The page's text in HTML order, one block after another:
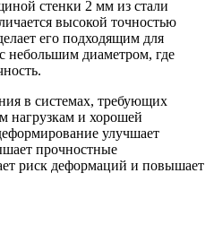
стенки 2 мм из стали
высокой точностью
его подходящим для
небольшим диаметром, где
в системах, требующих
нагрузкам и хорошей
улучшает
прочностные
риск деформаций и повышает